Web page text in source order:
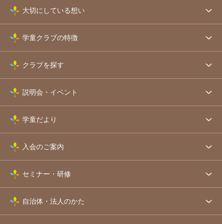
大切にしている想い
学童クラブの特徴
クラブを探す
説明会・イベント
学童だより
入会のご案内
セミナー・研修
自治体・法人のかた